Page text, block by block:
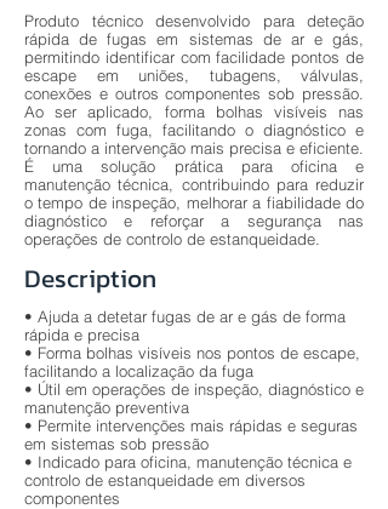
Produto técnico desenvolvido para deteção
rápida de fugas em sistemas de ar e gás,
permitindo identificar com facilidade pontos de
escape em uniões, tubagens, válvulas,
conexões e outros componentes sob pressão.
Ao ser aplicado, forma bolhas visíveis nas
zonas com fuga, facilitando o diagnóstico e
tornando a intervenção mais precisa e eficiente.
É uma solução prática para oficina e
manutenção técnica, contribuindo para reduzir
o tempo de inspeção, melhorar a fiabilidade do
diagnóstico e reforçar a segurança nas
operações de controlo de estanqueidade.
Description
• Ajuda a detetar fugas de ar e gás de forma
rápida e precisa
• Forma bolhas visíveis nos pontos de escape,
facilitando a localização da fuga
• Útil em operações de inspeção, diagnóstico e
manutenção preventiva
• Permite intervenções mais rápidas e seguras
em sistemas sob pressão
• Indicado para oficina, manutenção técnica e
controlo de estanqueidade em diversos
componentes